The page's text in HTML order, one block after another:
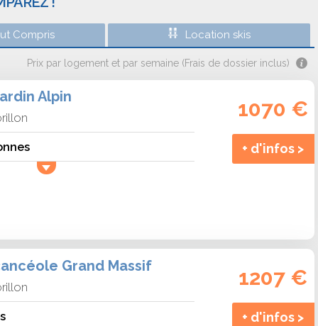
Compris Location skis
Prix par logement et par semaine (Frais de dossier inclus)
Alpin 1070 €
+ d'infos >
Grand Massif 1207 €
+ d'infos >